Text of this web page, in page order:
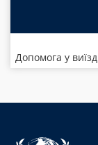
Допомога у